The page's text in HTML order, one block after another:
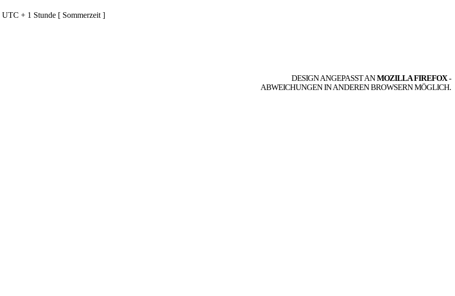
+ 1 Stunde [ Sommerzeit ]
DESIGN ANGEPASST ANMOZILLA FIREFOX-
ABWEICHUNGEN IN ANDEREN BROWSERN MÖGLICH.